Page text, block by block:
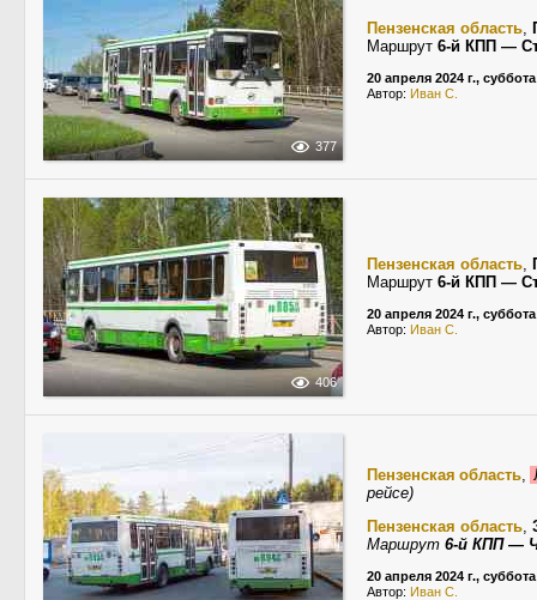
377
Пензенская область,
Маршрут 6-й КПП —
20 апреля 2024 г., суббота
Автор: Иван С.
406
Пензенская область,
Маршрут 6-й КПП —
20 апреля 2024 г., суббота
Автор: Иван С.
Пензенская область,
рейсе)
Пензенская область,
Маршрут 6-й КПП —
20 апреля 2024 г., суббота
Автор: Иван С.